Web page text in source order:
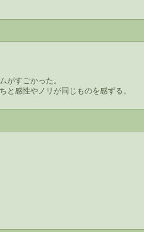
がすごかった。
感性やノリが同じものを感ずる。